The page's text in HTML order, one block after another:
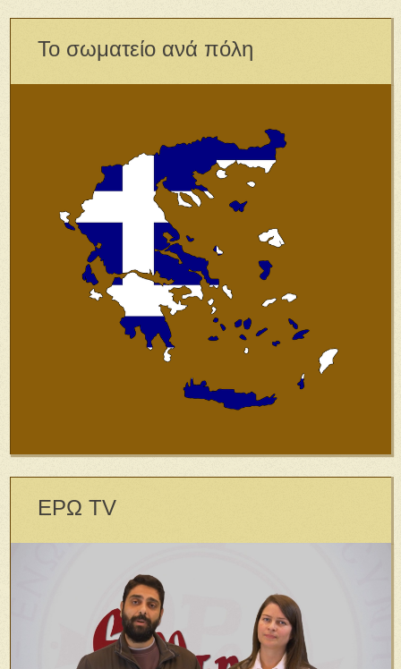
Το σωματείο ανά πόλη
ΕΡΩ TV